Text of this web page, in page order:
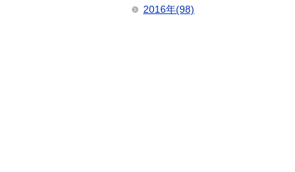
2016年(98)